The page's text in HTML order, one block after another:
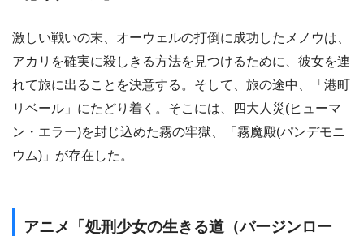
激しい戦いの末、オーウェルの打倒に成功したメノウは、
アカリを確実に殺しきる方法を見つけるために、彼女を連
れて旅に出ることを決意する。そして、旅の途中、「港町
リベール」にたどり着く。そこには、四大人災(ヒューマ
ン・エラー)を封じ込めた霧の牢獄、「霧魔殿(パンデモニ
ウム)」が存在した。
アニメ「処刑少女の生きる道（バージンロー